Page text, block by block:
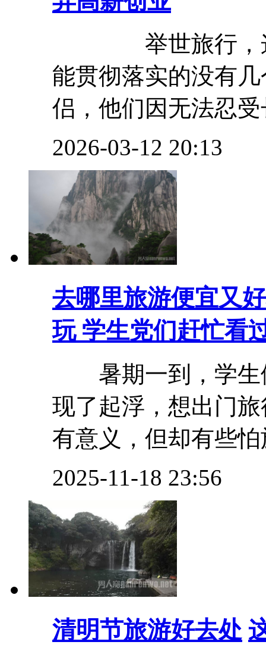
举世旅行，这
能贯彻落实的没有
侣，他们因无法忍
2026-03-12 20:13
去哪里旅游便宜又
玩 学生党们赶忙看
暑期一到，学生
现了起浮，想出门
有意义，但却有些
2025-11-18 23:56
清明节旅游好去处